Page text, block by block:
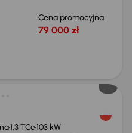
Cena promocyjna
79 000 zł
1.3 TCe103 kW